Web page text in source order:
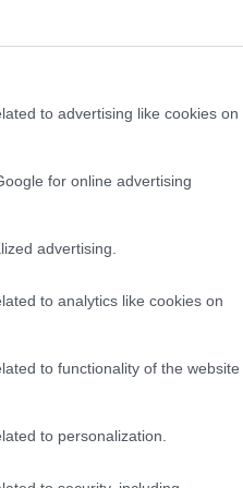
to advertising like cookies on
for online advertising
advertising.
to analytics like cookies on
to functionality of the website
to personalization.
restrizioni
nel tuo
non solo
contenuti